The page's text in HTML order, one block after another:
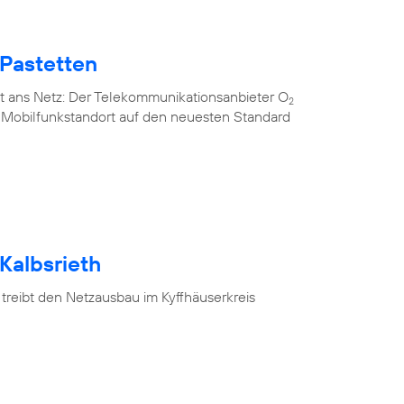
Netz: Der Telekommunikationsanbieter O2
auf den neuesten Standard
den Netzausbau im Kyffhäuserkreis